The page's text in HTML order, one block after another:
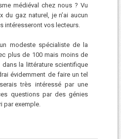
médiéval chez nous ? Vu
du gaz naturel, je n’ai aucun
intéresseront vos lecteurs.
modeste spécialiste de la
plus de 100 mais moins de
la littérature scientifique
évidemment de faire un tel
très intéressé par une
questions par des génies
par exemple.